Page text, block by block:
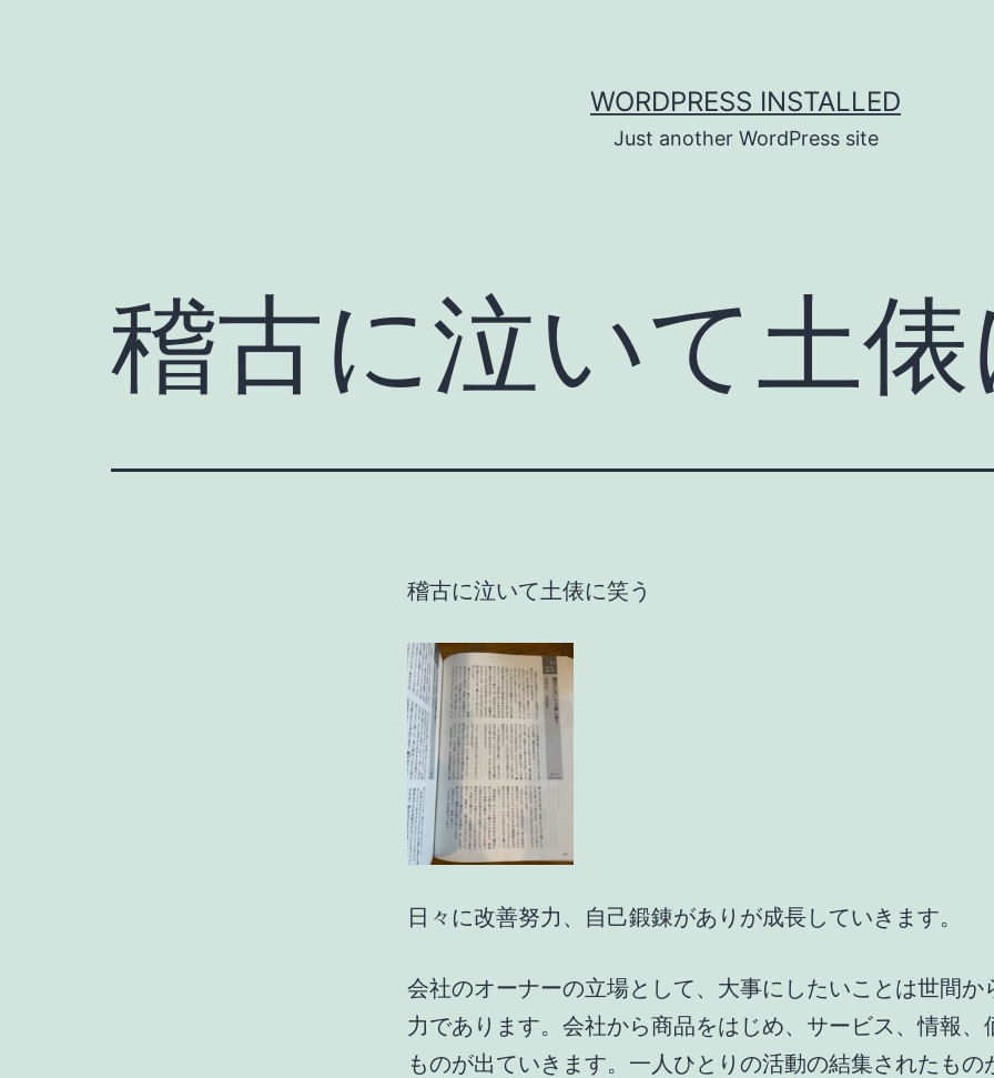
WORDPRESS INSTALLED
Just another WordPress site
稽古に泣いて土
稽古に泣いて土俵に笑う
日々に改善努力、自己鍛錬がありが成長していきます。
会社のオーナーの立場として、大事にしたいことは世間か
力であります。会社から商品をはじめ、サービス、情報、
ものが出ていきます。一人ひとりの活動の結集されたもの